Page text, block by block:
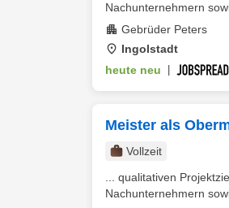
Nachunternehmern
Gebrüder Peters
Ingolstadt
heute neu
Meister als
Vollzeit
... qualitativen
Nachunternehmern